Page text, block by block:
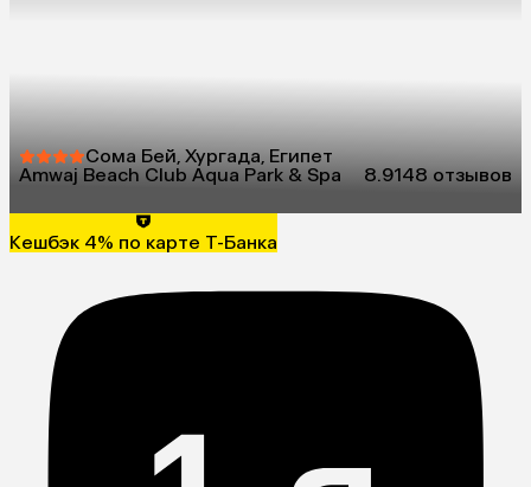
Сома Бей, Хургада, Египет
Amwaj Beach Club Aqua Park & Spa
8.9148 отзывов
Кешбэк 4% по карте Т-Банка